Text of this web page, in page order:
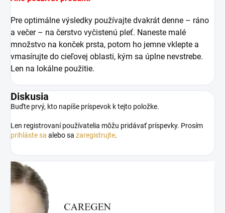
Pre optimálne výsledky používajte dvakrát denne – ráno
a večer – na čerstvo vyčistenú pleť. Naneste malé
množstvo na konček prsta, potom ho jemne vklepte a
vmasírujte do cieľovej oblasti, kým sa úplne nevstrebe.
Len na lokálne použitie.
Diskusia
Buďte prvý, kto napíše príspevok k tejto položke.
Len registrovaní používatelia môžu pridávať príspevky. Prosím
prihláste sa alebo sa zaregistrujte.